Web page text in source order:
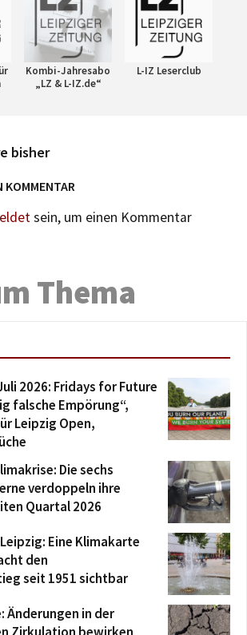
Kombi-Jahresabo
„LZ & L-IZ.de“
L-IZ Leserclub
bisher
KOMMENTAR
sein, um einen Kommentar
Thema
2026: Fridays for Future
falsche Empörung“,
Leipzig Open,
Die sechs
verdoppeln ihre
Quartal 2026
Eine Klimakarte
den
seit 1951 sichtbar
Änderungen in der
Zirkulation bewirken